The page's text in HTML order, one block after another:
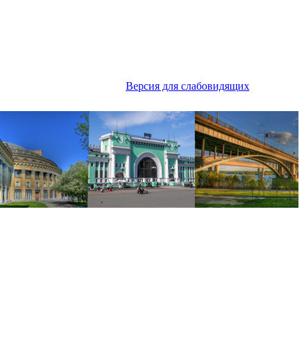
Версия для слабовидящих